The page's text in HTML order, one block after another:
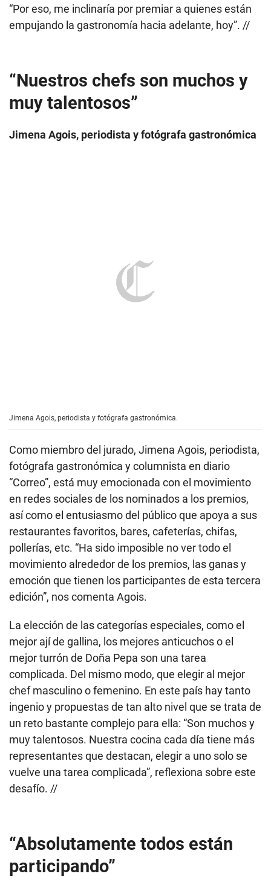
“Por eso, me inclinaría por premiar a quienes están
empujando la gastronomía hacia adelante, hoy”. //
“Nuestros chefs son muchos y
muy talentosos”
Jimena Agois, periodista y fotógrafa gastronómica
Jimena Agois, periodista y fotógrafa gastronómica.
Como miembro del jurado, Jimena Agois, periodista,
fotógrafa gastronómica y columnista en diario
“Correo”, está muy emocionada con el movimiento
en redes sociales de los nominados a los premios,
así como el entusiasmo del público que apoya a sus
restaurantes favoritos, bares, cafeterías, chifas,
pollerías, etc. “Ha sido imposible no ver todo el
movimiento alrededor de los premios, las ganas y
emoción que tienen los participantes de esta tercera
edición”, nos comenta Agois.
La elección de las categorías especiales, como el
mejor ají de gallina, los mejores anticuchos o el
mejor turrón de Doña Pepa son una tarea
complicada. Del mismo modo, que elegir al mejor
chef masculino o femenino. En este país hay tanto
ingenio y propuestas de tan alto nivel que se trata de
un reto bastante complejo para ella: “Son muchos y
muy talentosos. Nuestra cocina cada día tiene más
representantes que destacan, elegir a uno solo se
vuelve una tarea complicada”, reflexiona sobre este
desafío. //
“Absolutamente todos están
participando”